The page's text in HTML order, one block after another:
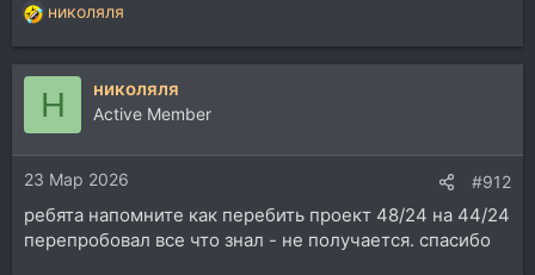
Р
е
а
и
и
:
николяля
Н николяля
Active Member
23 Мар 2026 #912
ребята напомните как перебить проект 48/24 на 44/24
перепробовал все что знал - не получается. спасибо